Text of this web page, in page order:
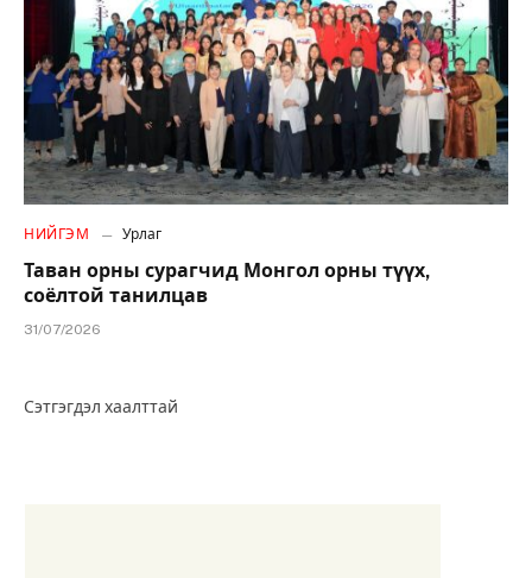
НИЙГЭМ Урлаг
Таван орны сурагчид Монгол орны түүх,
соёлтой танилцав
31/07/2026
Сэтгэгдэл хаалттай